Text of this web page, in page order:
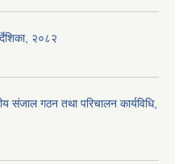
२०८२
संजाल गठन तथा परिचालन कार्यविधि,